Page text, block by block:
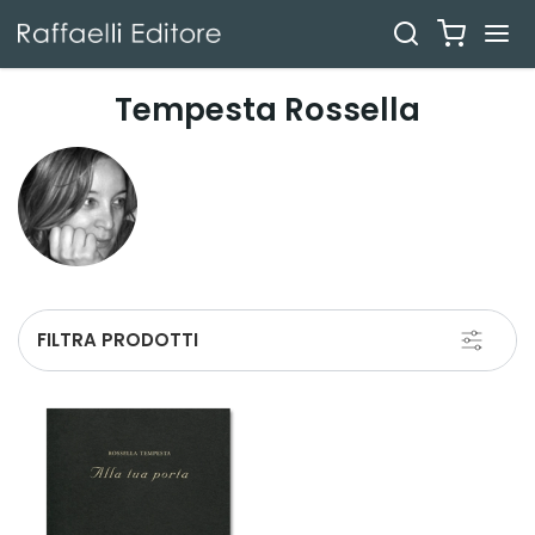
Tempesta Rossella
Toggle
FILTRA PRODOTTI